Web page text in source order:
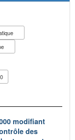
modifiant
des